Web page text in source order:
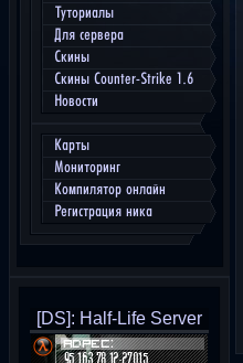
Туториалы
Для сервера
Скины
Скины Counter-Strike 1.6
Новости
Карты
Мониторинг
Компилятор онлайн
Регистрация ника
[DS]: Half-Life Server